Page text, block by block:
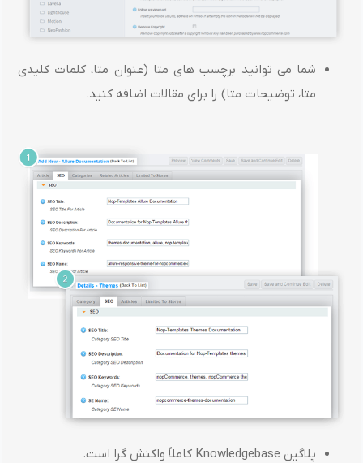
شما می توانید برچسب های متا (عنوان متا، کلمات کلیدی
متا، توضیحات متا) را برای مقالات اضافه کنید.
پلاگین Knowledgebase کاملاً واکنش گرا است.